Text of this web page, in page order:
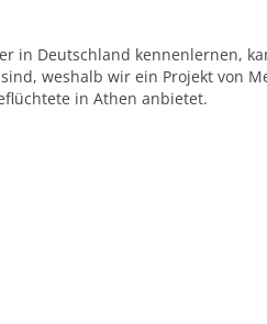
in Deutschland kennenlernen,
weshalb wir ein Projekt von
in Athen anbietet.